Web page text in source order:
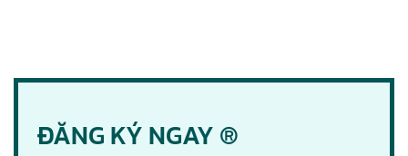
ĐĂNG KÝ NGAY ®